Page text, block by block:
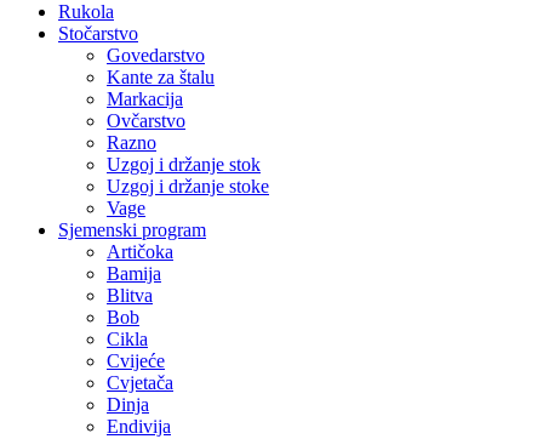
Rukola
Stočarstvo
Govedarstvo
Kante za štalu
Markacija
Ovčarstvo
Razno
Uzgoj i držanje stok
Uzgoj i držanje stoke
Vage
Sjemenski program
Artičoka
Bamija
Blitva
Bob
Cikla
Cvijeće
Cvjetača
Dinja
Endivija